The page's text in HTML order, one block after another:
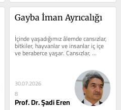
Gayba İman Ayrıcalığı
İçinde yaşadığımız âlemde cansızlar,
bitkiler, hayvanlar ve insan­lar iç içe
ve beraberce yaşar. Cansızlar,
etraflarında olup...
30.07.2026
8
Prof. Dr. Şadi Eren